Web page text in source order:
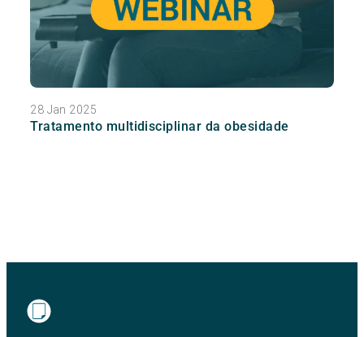
28 Jan 2025
Tratamento multidisciplinar da obesidade